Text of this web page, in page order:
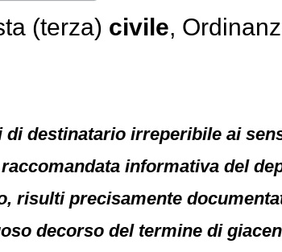
(terza) civile,
destinatario irreperibile ai
informativa del
risulti precisamente
decorso del termine di